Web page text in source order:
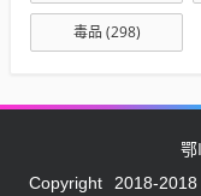
毒品 (298)
Copyright 2018-2018